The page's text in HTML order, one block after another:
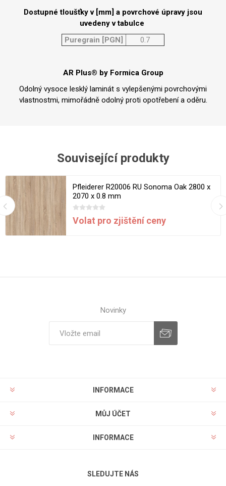
Dostupné tloušťky v [mm] a povrchové úpravy jsou
uvedeny v tabulce
Puregrain [PGN]
0.7
AR Plus® by Formica Group
Odolný vysoce lesklý laminát s vylepšenými povrchovými
vlastnostmi, mimořádně odolný proti opotřebení a oděru.
Související produkty
Pfleiderer R20006 RU Sonoma Oak 2800 x
2070 x 0.8 mm
Volat pro zjištění ceny
Novinky
INFORMACE
MŮJ ÚČET
INFORMACE
SLEDUJTE NÁS